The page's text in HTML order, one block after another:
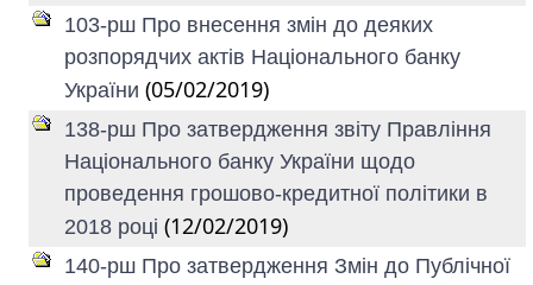
103-рш Про внесення змін до деяких
розпорядчих актів Національного банку
України (05/02/2019)
138-рш Про затвердження звіту Правління
Національного банку України щодо
проведення грошово-кредитної політики в
2018 році (12/02/2019)
140-рш Про затвердження Змін до Публічної